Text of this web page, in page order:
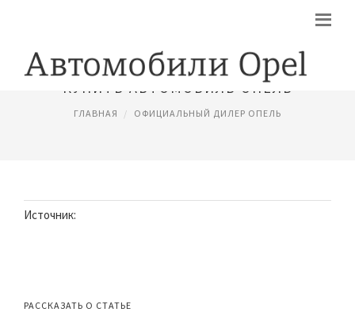
КУПИТЬ АВТОМОБИЛЬ ОПЕЛЬ
ГЛАВНАЯ ОФИЦИАЛЬНЫЙ ДИЛЕР ОПЕЛЬ
Источник:
РАССКАЗАТЬ О СТАТЬЕ